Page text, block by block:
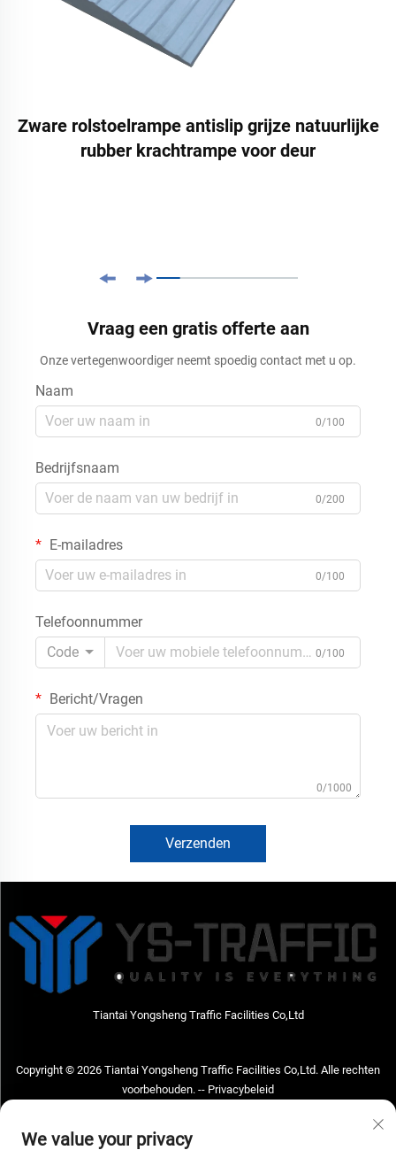
Zware rolstoelrampe antislip grijze natuurlijke
rubber krachtrampe voor deur
Vraag een gratis offerte aan
Onze vertegenwoordiger neemt spoedig contact met u op.
Naam
0/100
Bedrijfsnaam
0/200
E-mailadres
0/100
Telefoonnummer
Code
0/100
Bericht/Vragen
0/1000
Verzenden
Tiantai Yongsheng Traffic Facilities Co,Ltd
Copyright © 2026 Tiantai Yongsheng Traffic Facilities Co,Ltd. Alle rechten
voorbehouden. -- Privacybeleid
We value your privacy